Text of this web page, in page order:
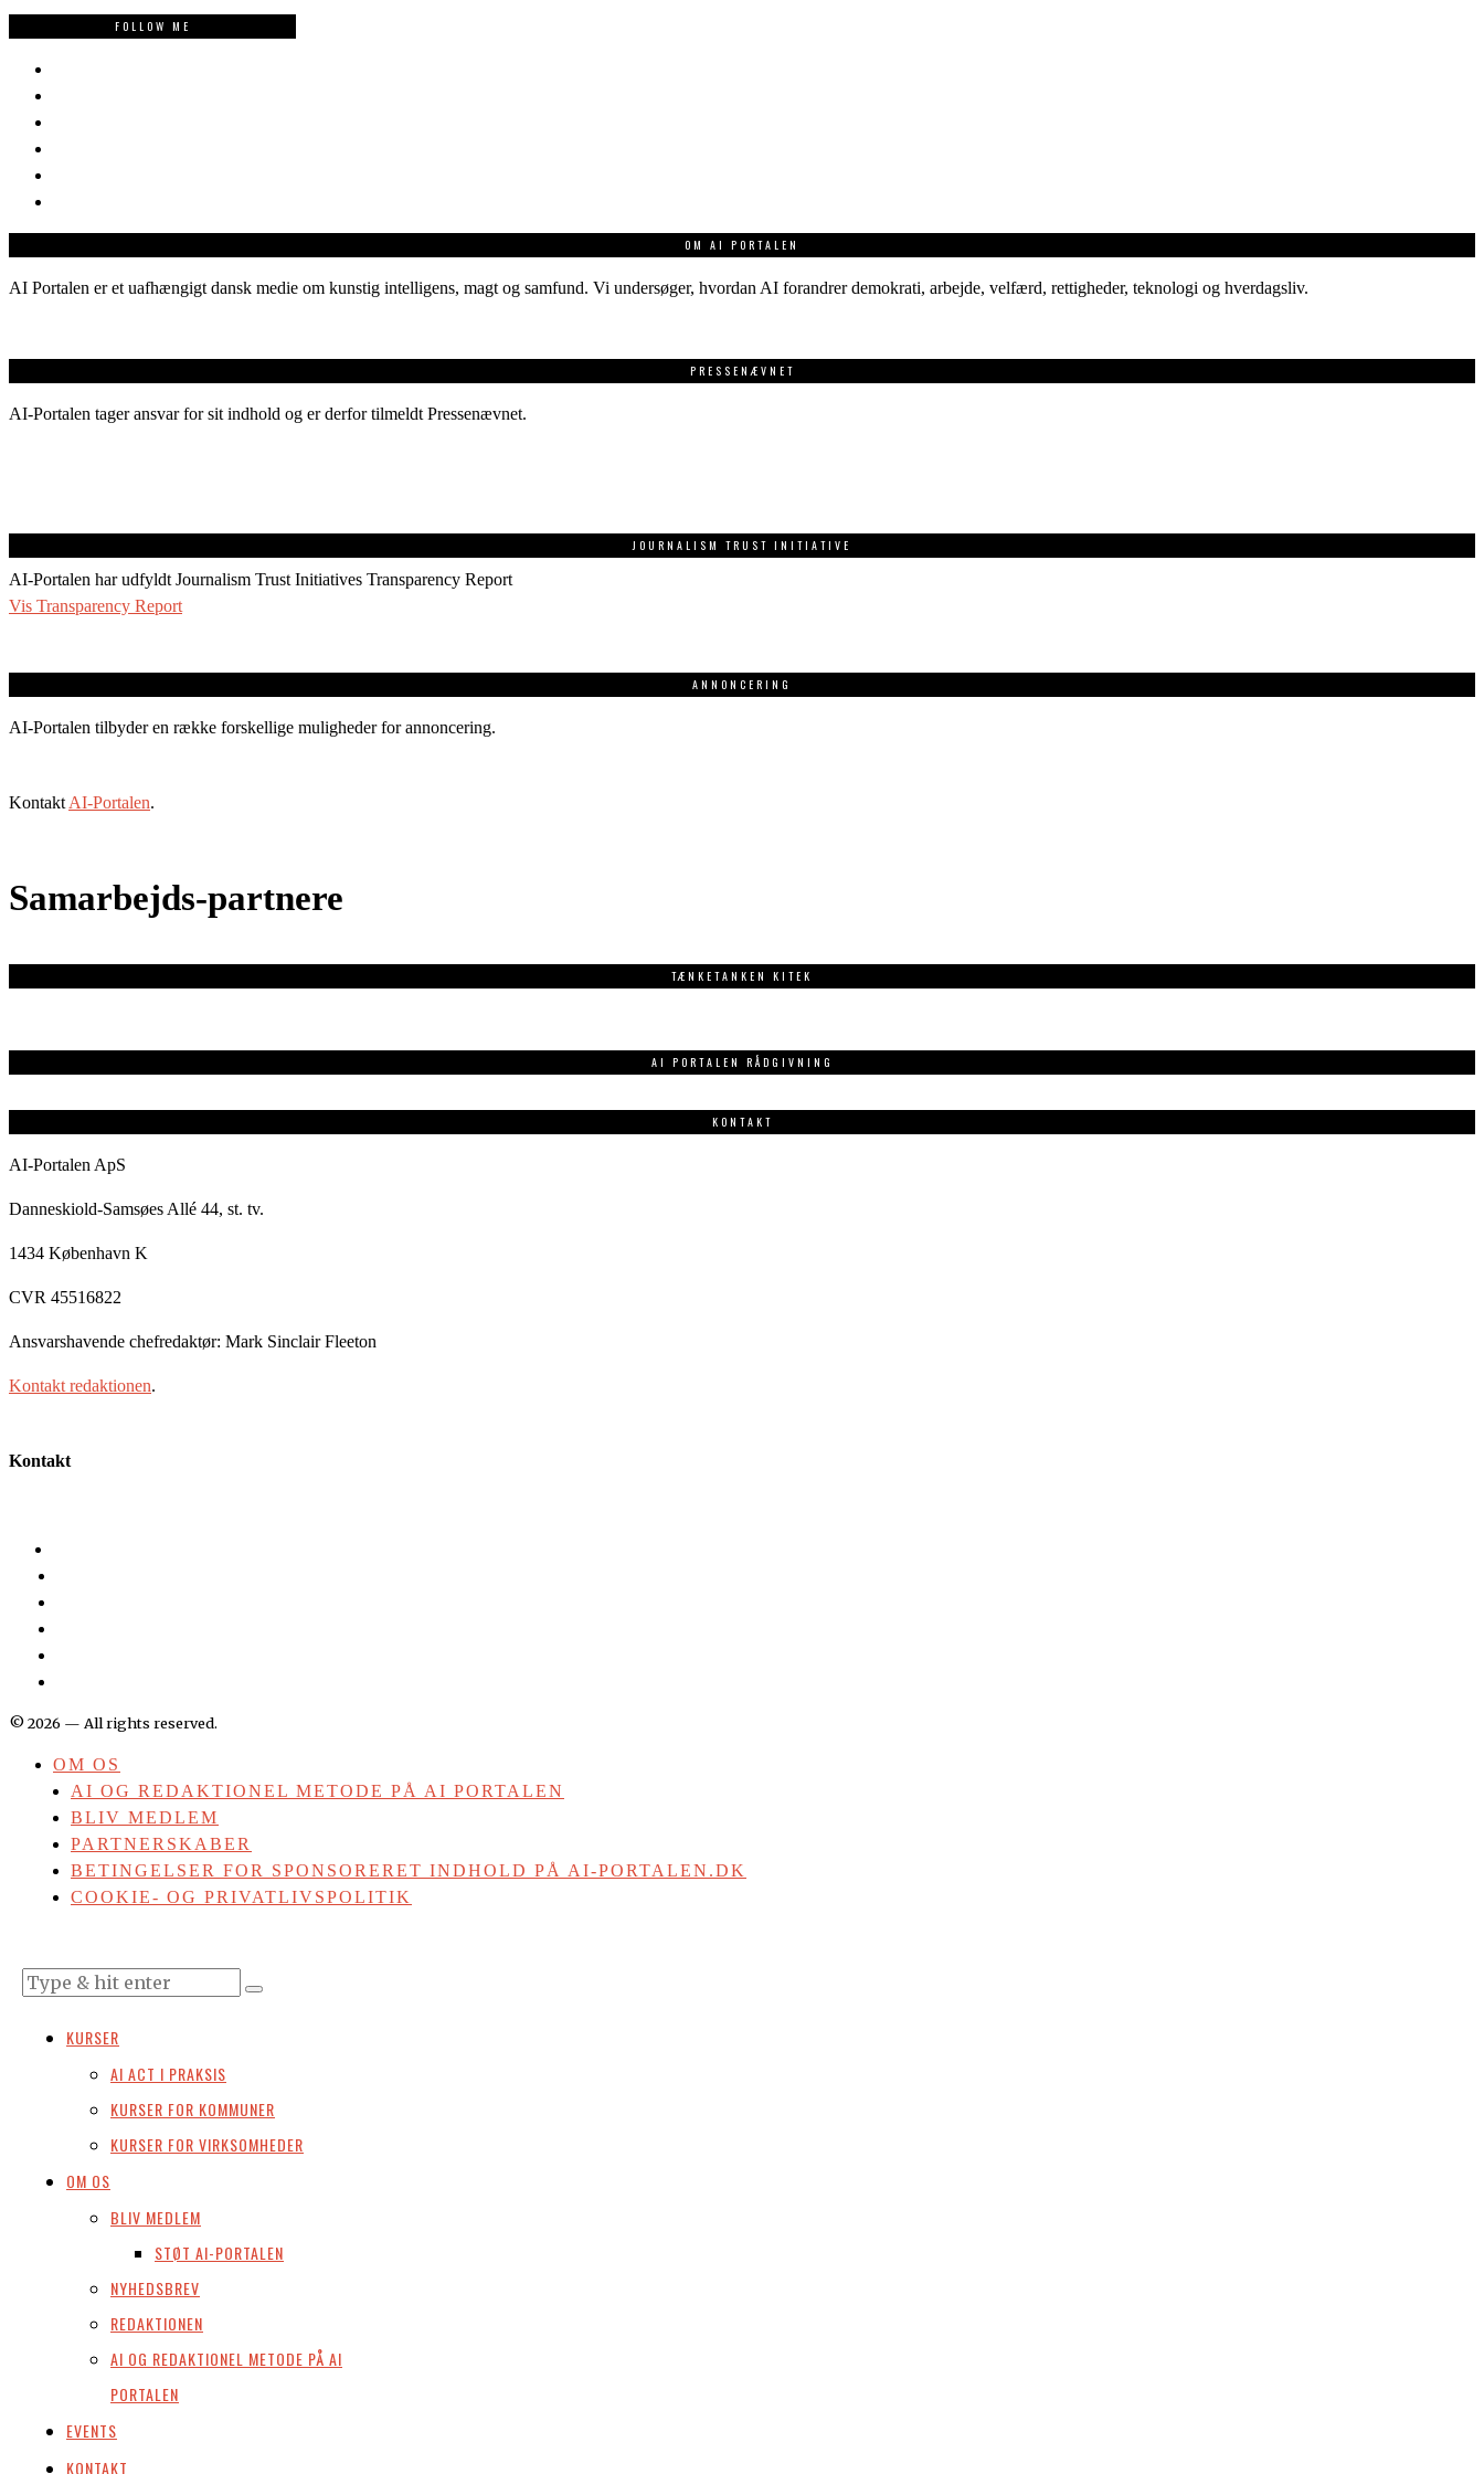
FOLLOW ME
OM AI PORTALEN
AI Portalen er et uafhængigt dansk medie om kunstig intelligens, magt og samfund. Vi undersøger, hvordan AI forandrer demokrati, arbejde, velfærd, rettigheder, teknologi og hverdagsliv.
PRESSENÆVNET
AI-Portalen tager ansvar for sit indhold og er derfor tilmeldt Pressenævnet.
JOURNALISM TRUST INITIATIVE
AI-Portalen har udfyldt Journalism Trust Initiatives Transparency Report
Vis Transparency Report
ANNONCERING
AI-Portalen tilbyder en række forskellige muligheder for annoncering.
Kontakt AI-Portalen.
Samarbejds-partnere
TÆNKETANKEN KITEK
AI PORTALEN RÅDGIVNING
KONTAKT
AI-Portalen ApS
Danneskiold-Samsøes Allé 44, st. tv.
1434 København K
CVR 45516822
Ansvarshavende chefredaktør: Mark Sinclair Fleeton
Kontakt redaktionen.
Kontakt
©2026 — All rights reserved.
OM OS
AI OG REDAKTIONEL METODE PÅ AI PORTALEN
BLIV MEDLEM
PARTNERSKABER
BETINGELSER FOR SPONSORERET INDHOLD PÅ AI-PORTALEN.DK
COOKIE- OG PRIVATLIVSPOLITIK
KURSER
AI ACT I PRAKSIS
KURSER FOR KOMMUNER
KURSER FOR VIRKSOMHEDER
OM OS
BLIV MEDLEM
STØT AI-PORTALEN
NYHEDSBREV
REDAKTIONEN
AI OG REDAKTIONEL METODE PÅ AI
PORTALEN
EVENTS
KONTAKT